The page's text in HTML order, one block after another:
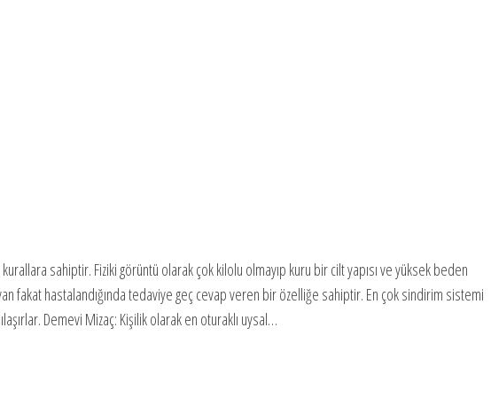
sahiptir. Fiziki görüntü olarak çok kilolu olmayıp kuru bir cilt yapısı ve yüksek beden
fakat hastalandığında tedaviye geç cevap veren bir özelliğe sahiptir. En çok sindirim sistemi
Demevi Mizaç: Kişilik olarak en oturaklı uysal…